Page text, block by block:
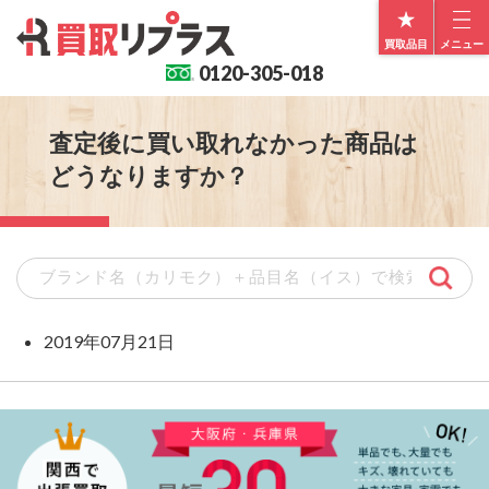
メニュー
買取品目
0120-305-018
査定後に買い取れなかった商品は
どうなりますか？
2019年07月21日